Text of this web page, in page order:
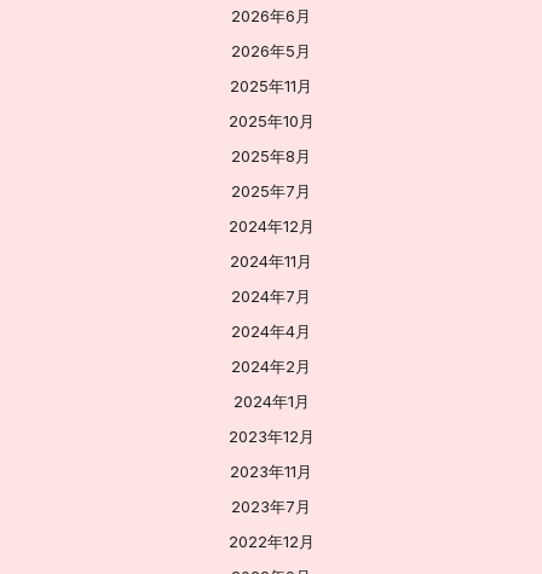
2026年6月
2026年5月
2025年11月
2025年10月
2025年8月
2025年7月
2024年12月
2024年11月
2024年7月
2024年4月
2024年2月
2024年1月
2023年12月
2023年11月
2023年7月
2022年12月